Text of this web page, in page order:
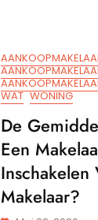
WAT WONING
De
Een
Inschakelen
Makelaar?